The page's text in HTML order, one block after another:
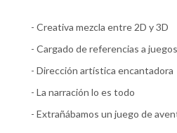
- Creativa mezcla entre 2D y 3D
- Cargado de referencias a
- Dirección artística encantadora
- La narración lo es todo
- Extrañábamos un juego de